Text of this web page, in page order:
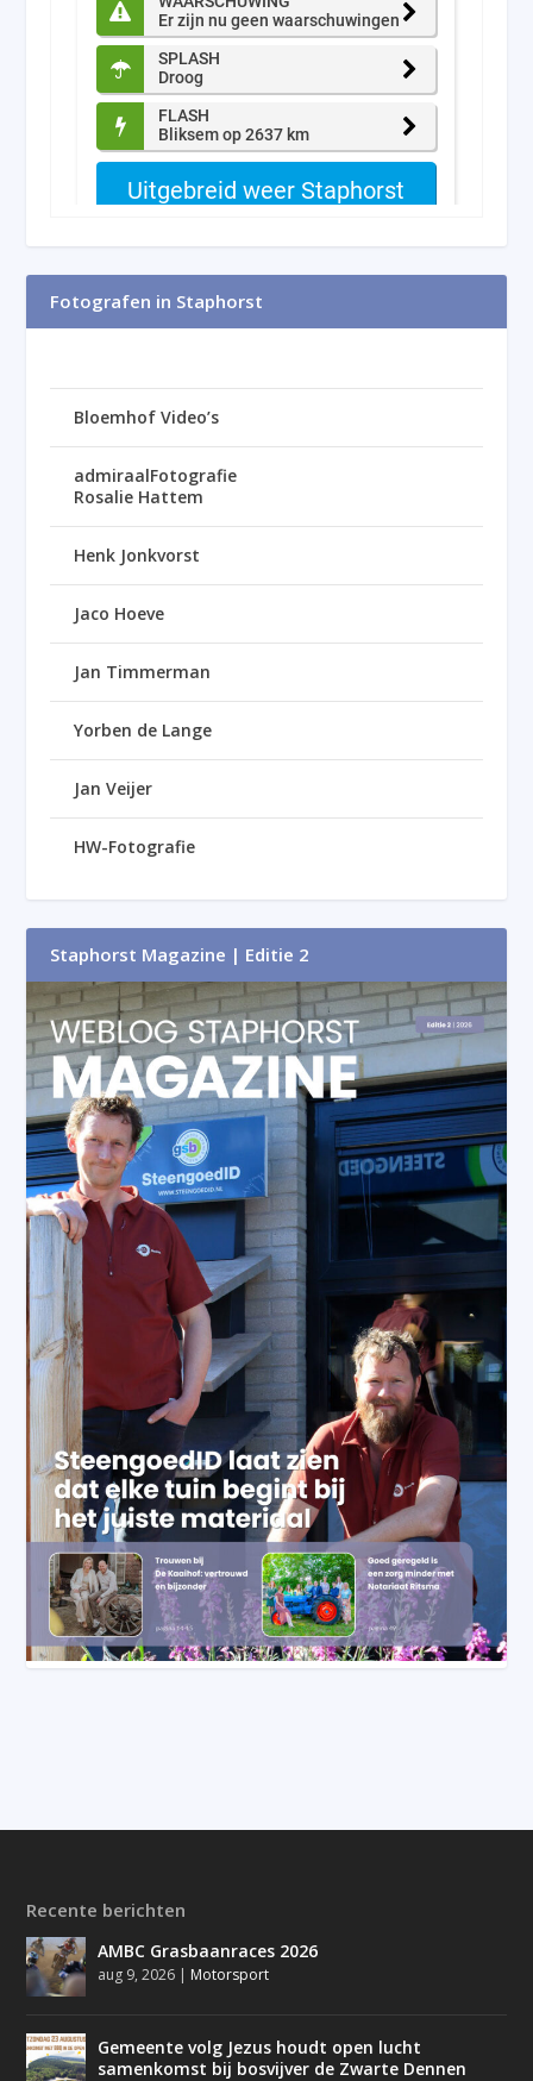
Fotografen in Staphorst
Bloemhof Video’s
admiraalFotografie
Rosalie Hattem
Henk Jonkvorst
Jaco Hoeve
Jan Timmerman
Yorben de Lange
Jan Veijer
HW-Fotografie
Staphorst Magazine | Editie 2
Recente berichten
AMBC Grasbaanraces 2026
aug 9, 2026 | Motorsport
Gemeente volg Jezus houdt open lucht
samenkomst bij bosvijver de Zwarte Dennen